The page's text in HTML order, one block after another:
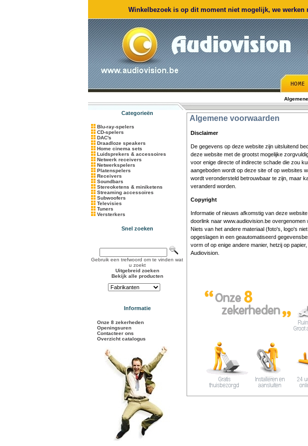
Winkelbezoek is op dit moment niet mogelijk, we
Categorieën
Blu-ray-spelers
CD-spelers
DAC's
Draadloze speakers
Home cinema sets
Luidsprekers & accessoires
Netwerk receivers
Netwerkspelers
Platenspelers
Receivers
Soundbars
Stereoketens & miniketens
Streaming accessoires
Subwoofers
Televisies
Tuners
Versterkers
Snel zoeken
Gebruik een trefwoord om te vinden wat
u zoekt
Uitgebreid zoeken
Bekijk alle producten
Informatie
Onze 8 zekerheden
Openingsuren
Contacteer ons
Overzicht catalogus
Algemene voorwaarden
Disclaimer
De gegevens op deze website zijn uitsluitend
deze website met de grootst mogelijke
voor enige directe of indirecte schade die zou
aangeboden wordt op deze site of op websites
wordt verondersteld betrouwbaar te zijn, maar
veranderd worden.
Copyright
Informatie of nieuws afkomstig van deze
doorlink naar www.audiovision.be overgenomen
Niets van het andere materiaal (foto's, logo's
opgeslagen in een geautomatiseerd
vorm of op enige andere manier, hetzij op
Audiovision.